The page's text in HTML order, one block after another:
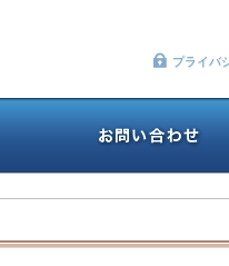
プライバ